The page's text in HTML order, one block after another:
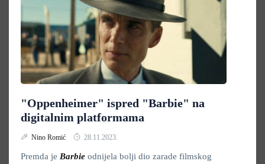
"Oppenheimer" ispred "Barbie" na
digitalnim platformama
Nino Romić 28.11.2023.
Premda je Barbie odnijela bolji dio zarade filmskog